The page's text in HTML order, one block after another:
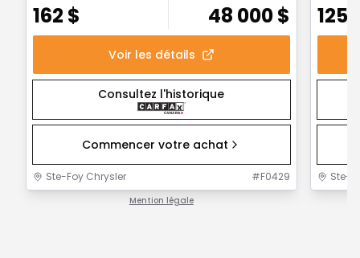
162 $ 48 000$
Voir les détails
Consultez l'historique
Commencer votre achat
Ste-Foy Chrysler #F0429
Mention légale
125
Ste-